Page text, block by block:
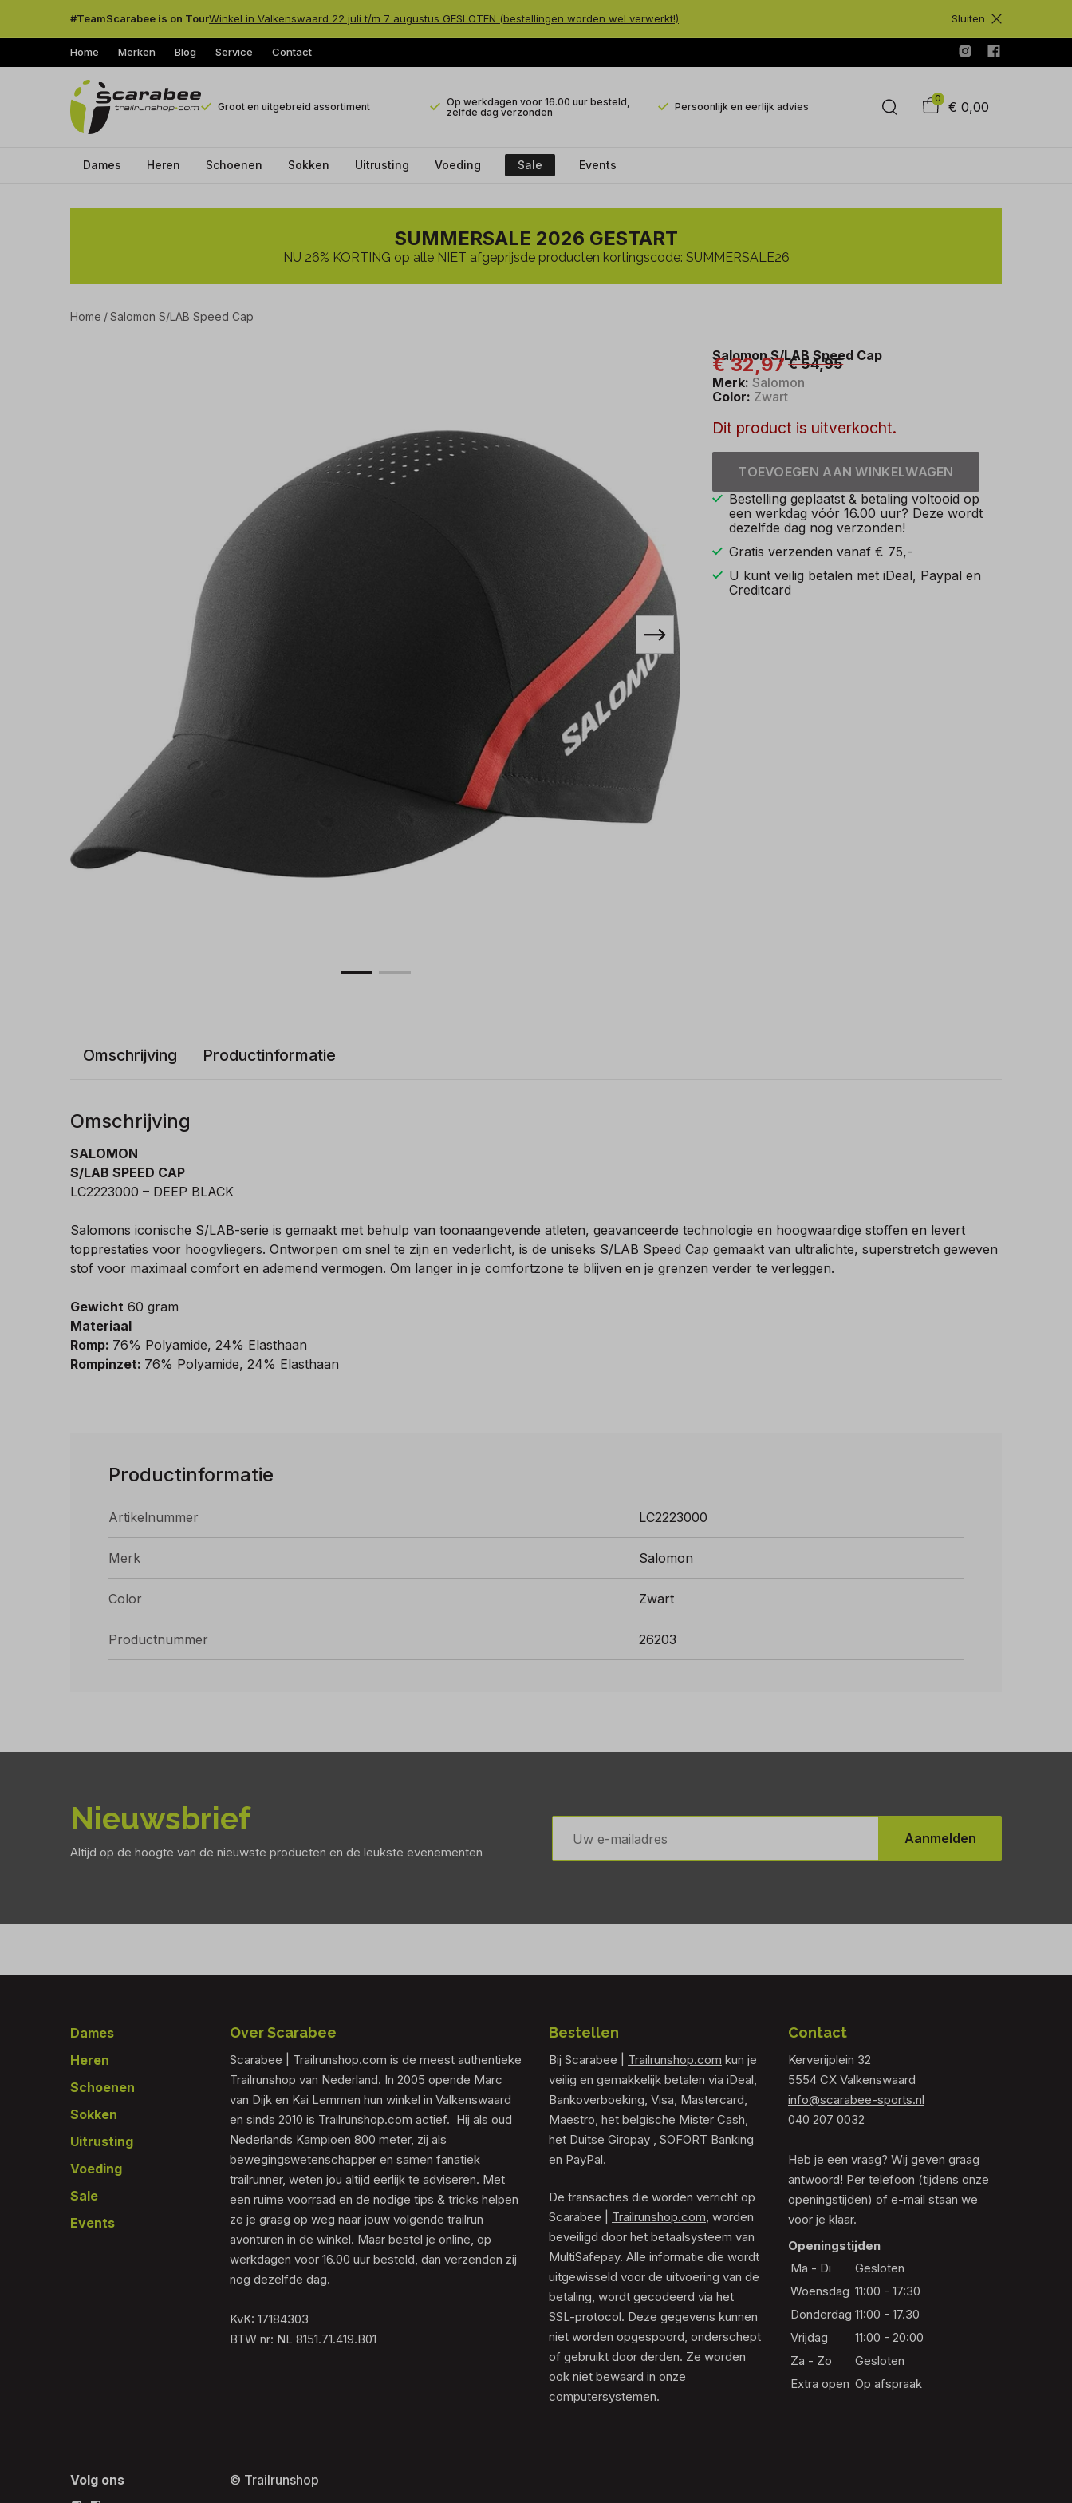
#TeamScarabee is on TourWinkel in Valkenswaard 22 juli t/m 7 augustus GESLOTEN (bestellingen worden wel verwerkt!) Sluiten
Home Merken Blog Service Contact
Groot en uitgebreid assortiment
Op werkdagen voor 16.00 uur besteld,
zelfde dag verzonden
Persoonlijk en eerlijk advies
0
€ 0,00
Dames Heren Schoenen Sokken Uitrusting Voeding Sale Events
Salomon
Speed
SUMMERSALE 2026 GESTART
NU 26% KORTING op alle NIET afgeprijsde producten kortingscode: SUMMERSALE26
Home Salomon S/LAB Speed Cap
Salomon S/LAB Speed Cap
€ 32,97€ 54,95
Merk: Salomon
Color: Zwart
Dit product is uitverkocht.
TOEVOEGEN AAN WINKELWAGEN
Bestelling geplaatst & betaling voltooid op
een werkdag vóór 16.00 uur? Deze wordt
dezelfde dag nog verzonden!
Gratis verzenden vanaf € 75,-
U kunt veilig betalen met iDeal, Paypal en
Creditcard
Omschrijving Productinformatie
Omschrijving
SALOMON
S/LAB SPEED CAP
LC2223000 – DEEP BLACK
Salomons iconische S/LAB-serie is gemaakt met behulp van toonaangevende atleten, geavanceerde technologie en hoogwaardige stoffen en levert
topprestaties voor hoogvliegers. Ontworpen om snel te zijn en vederlicht, is de uniseks S/LAB Speed Cap gemaakt van ultralichte, superstretch geweven
stof voor maximaal comfort en ademend vermogen. Om langer in je comfortzone te blijven en je grenzen verder te verleggen.
Gewicht 60 gram
Materiaal
Romp: 76% Polyamide, 24% Elasthaan
Rompinzet: 76% Polyamide, 24% Elasthaan
Productinformatie
Artikelnummer LC2223000
Merk Salomon
Color Zwart
Productnummer 26203
Nieuwsbrief
Altijd op de hoogte van de nieuwste producten en de leukste evenementen
E-
mailadres
Aanmelden
Footer
Dames
Heren
Schoenen
Sokken
Uitrusting
Voeding
Sale
Events
Over Scarabee
Scarabee | Trailrunshop.com is de meest authentieke
Trailrunshop van Nederland. In 2005 opende Marc
van Dijk en Kai Lemmen hun winkel in Valkenswaard
en sinds 2010 is Trailrunshop.com actief. Hij als oud
Nederlands Kampioen 800 meter, zij als
bewegingswetenschapper en samen fanatiek
trailrunner, weten jou altijd eerlijk te adviseren. Met
een ruime voorraad en de nodige tips & tricks helpen
ze je graag op weg naar jouw volgende trailrun
avonturen in de winkel. Maar bestel je online, op
werkdagen voor 16.00 uur besteld, dan verzenden zij
nog dezelfde dag.
KvK: 17184303
BTW nr: NL 8151.71.419.B01
Bestellen
Bij Scarabee | Trailrunshop.com kun je
veilig en gemakkelijk betalen via iDeal,
Bankoverboeking, Visa, Mastercard,
Maestro, het belgische Mister Cash,
het Duitse Giropay , SOFORT Banking
en PayPal.
De transacties die worden verricht op
Scarabee | Trailrunshop.com, worden
beveiligd door het betaalsysteem van
MultiSafepay. Alle informatie die wordt
uitgewisseld voor de uitvoering van de
betaling, wordt gecodeerd via het
SSL-protocol. Deze gegevens kunnen
niet worden opgespoord, onderschept
of gebruikt door derden. Ze worden
ook niet bewaard in onze
computersystemen.
Contact
Kerverijplein 32
5554 CX Valkenswaard
info@scarabee-sports.nl
040 207 0032
Heb je een vraag? Wij geven graag
antwoord! Per telefoon (tijdens onze
openingstijden) of e-mail staan we
voor je klaar.
Openingstijden
Ma - Di
Gesloten
Woensdag 11:00 - 17:30
Donderdag 11:00 - 17.30
Vrijdag
11:00 - 20:00
Za - Zo
Gesloten
Extra open Op afspraak
Volg ons © Trailrunshop